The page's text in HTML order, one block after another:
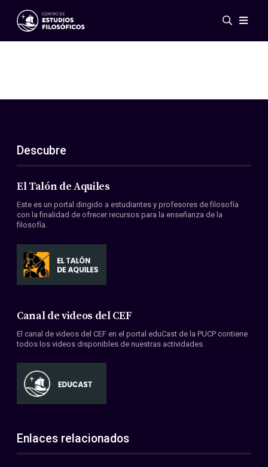
Eventos
ES
EN
Acerca de nosotros
Miembros
Convenios
Descubre
El Talón de Aquiles
Este es un portal dirigido a estudiantes y profesores de filosofía
con la finalidad de ofrecer recursos para la enseñanza de la
filosofía.
Canal de videos del CEF
El canal de videos del CEF en el portal eduCast de la PUCP contiene
todos los videos disponibles de nuestras actividades.
Enlaces relacionados